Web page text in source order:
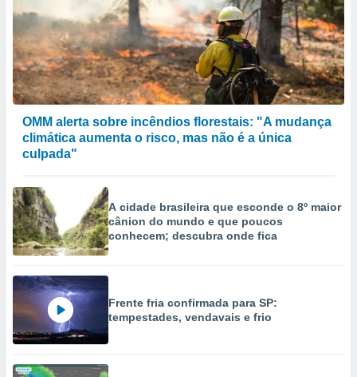
OMM alerta sobre incêndios florestais: "A mudança
climática aumenta o risco, mas não é a única
culpada"
A cidade brasileira que esconde o 8º maior
cânion do mundo e que poucos
conhecem; descubra onde fica
Frente fria confirmada para SP:
tempestades, vendavais e frio